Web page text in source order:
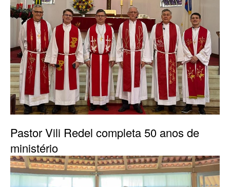
Pastor Vili Redel completa 50 anos de
ministério